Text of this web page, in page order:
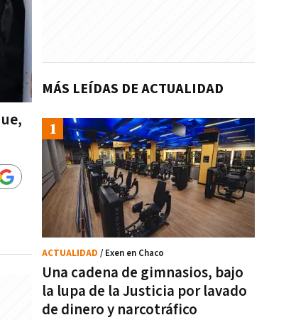
MÁS LEÍDAS DE ACTUALIDAD
Una cadena de gimnasios, bajo
la lupa de la Justicia por lavado
de dinero y narcotráfico
ACTUALIDAD / Exen en Chaco